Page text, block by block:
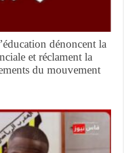
dénoncent la
et réclament la
du mouvement